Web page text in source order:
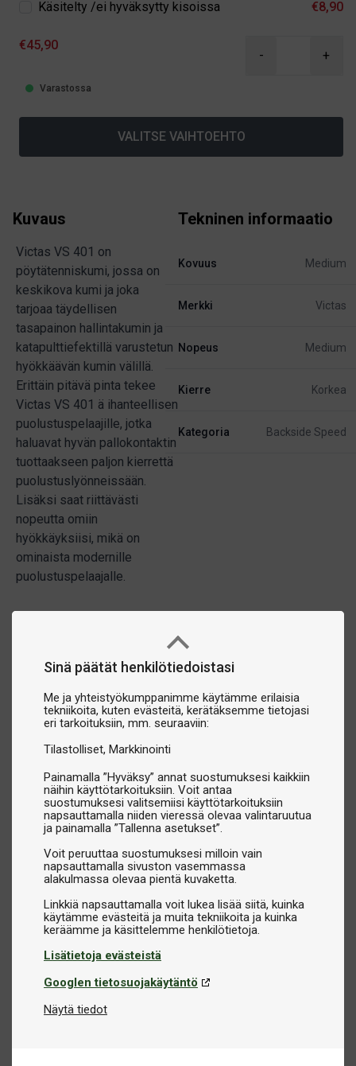
Sinä päätät henkilötiedoistasi
Me ja yhteistyökumppanimme käytämme erilaisia
tekniikoita, kuten evästeitä, kerätäksemme tietojasi
eri tarkoituksiin, mm. seuraaviin:
Tilastolliset Markkinointi
Painamalla ”Hyväksy” annat suostumuksesi kaikkiin
näihin käyttötarkoituksiin. Voit antaa
suostumuksesi valitsemiisi käyttötarkoituksiin
napsauttamalla niiden vieressä olevaa valintaruutua
ja painamalla ”Tallenna asetukset”.
Voit peruuttaa suostumuksesi milloin vain
napsauttamalla sivuston vasemmassa
alakulmassa olevaa pientä kuvaketta.
Linkkiä napsauttamalla voit lukea lisää siitä, kuinka
käytämme evästeitä ja muita tekniikoita ja kuinka
Lisätietoja evästeistä
Googlen tietosuojakäytäntö
Näytä tiedot
Käsitelty /ei hyväksytty kisoissa
€8,90
€45,90
- +
Varastossa
VALITSE VAIHTOEHTO
Kuvaus
Victas VS 401 on
pöytätenniskumi, jossa on
keskikova kumi ja joka
tarjoaa täydellisen
tasapainon hallintakumin ja
katapulttiefektillä varustetun
hyökkäävän kumin välillä.
Erittäin pitävä pinta tekee
Victas VS 401 ä ihanteellisen
puolustuspelaajille, jotka
haluavat hyvän pallokontaktin
tuottaakseen paljon kierrettä
puolustuslyönneissään.
Lisäksi saat riittävästi
nopeutta omiin
hyökkäyksiisi, mikä on
ominaista modernille
puolustuspelaajalle.
Tekninen informaatio
Kovuus Medium
Merkki Victas
Nopeus Medium
Kierre Korkea
Kategoria Backside Speed